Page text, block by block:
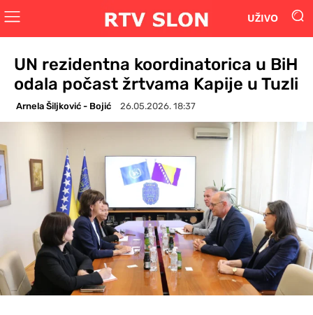
UŽIVO
UN rezidentna koordinatorica u BiH
odala počast žrtvama Kapije u Tuzli
Arnela Šiljković - Bojić 26.05.2026. 18:37